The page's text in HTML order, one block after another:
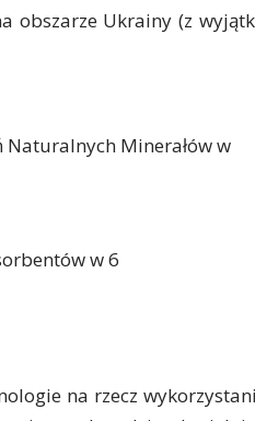
obszarze Ukrainy (z
Minerałów w
w 6
na rzecz